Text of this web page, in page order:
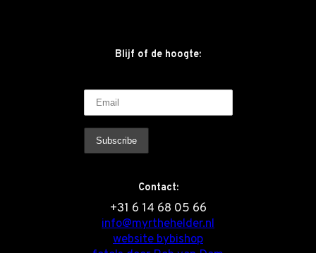
Blijf of de hoogte:
Contact:
‭+31 6 14 68 05 66
info@myrthehelder.nl
website bybishop